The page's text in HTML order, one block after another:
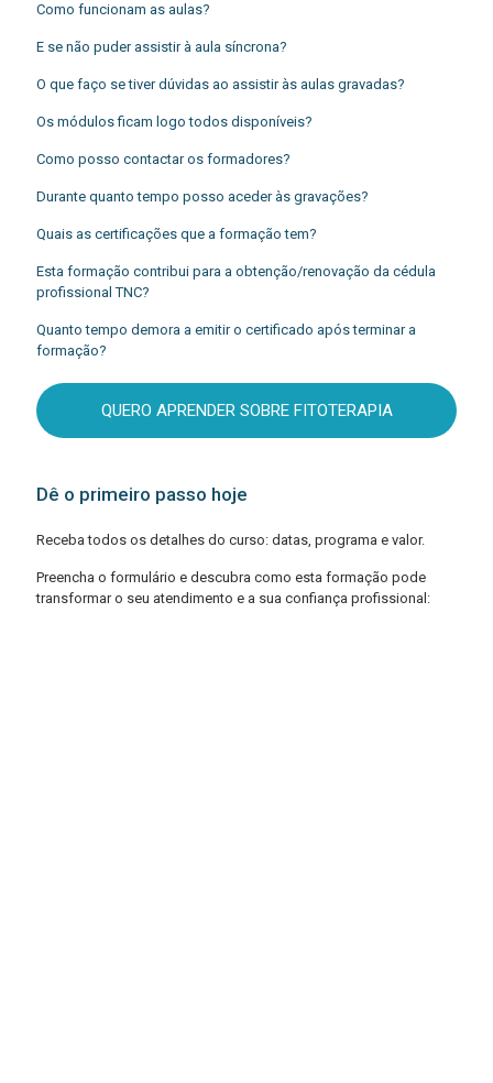
Como funcionam as aulas?
E se não puder assistir à aula síncrona?
O que faço se tiver dúvidas ao assistir às aulas gravadas?
Os módulos ficam logo todos disponíveis?
Como posso contactar os formadores?
Durante quanto tempo posso aceder às gravações?
Quais as certificações que a formação tem?
Esta formação contribui para a obtenção/renovação da cédula
profissional TNC?
Quanto tempo demora a emitir o certificado após terminar a
formação?
QUERO APRENDER SOBRE FITOTERAPIA
Dê o primeiro passo hoje
Receba todos os detalhes do curso: datas, programa e valor.
Preencha o formulário e descubra como esta formação pode
transformar o seu atendimento e a sua confiança profissional: